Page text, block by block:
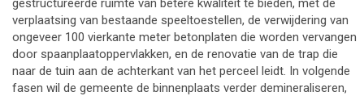
gestructureerde ruimte van betere kwaliteit te bieden, met de
verplaatsing van bestaande speeltoestellen, de verwijdering van
ongeveer 100 vierkante meter betonplaten die worden vervangen
door spaanplaatoppervlakken, en de renovatie van de trap die
naar de tuin aan de achterkant van het perceel leidt. In volgende
fasen wil de gemeente de binnenplaats verder demineraliseren,